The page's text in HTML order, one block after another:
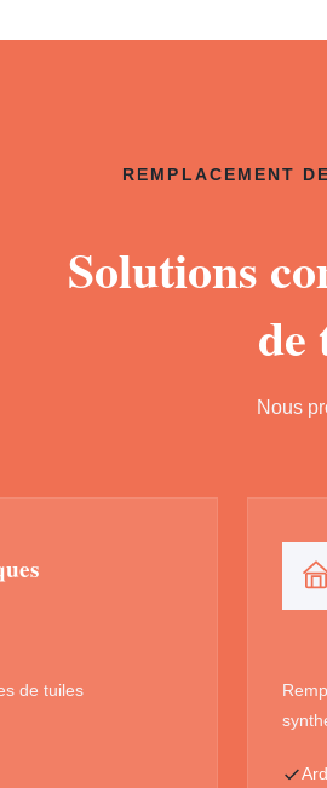
REMPLACEMENT
Solutions
de
Nous
de tuiles